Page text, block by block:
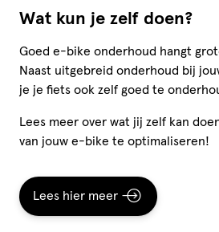
Wat kun je zelf doen?
Goed e-bike onderhoud hangt
Naast uitgebreid onderhoud bij
je je fiets ook zelf goed te
Lees meer over wat jij zelf kan
van jouw e-bike te optimaliseren!
Lees hier meer